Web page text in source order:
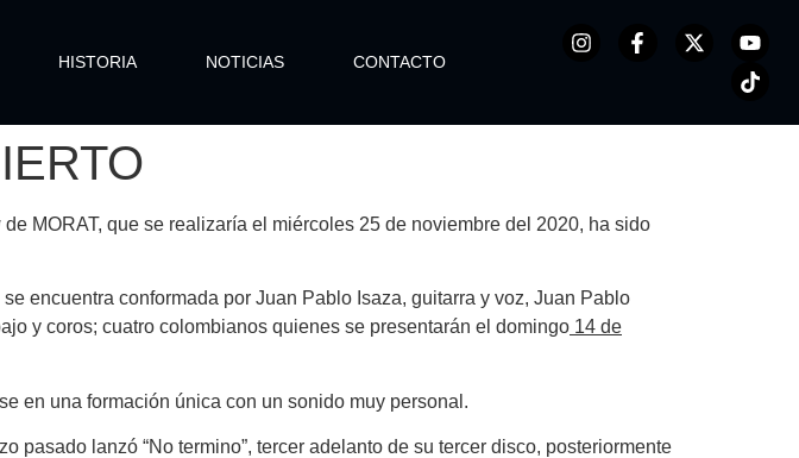
HISTORIA NOTICIAS CONTACTO
MORAT, que se realizaría el miércoles 25 de noviembre del 2020, ha sido
encuentra conformada por Juan Pablo Isaza, guitarra y voz, Juan Pablo
y coros; cuatro colombianos quienes se presentarán el domingo 14 de
en una formación única con un sonido muy personal.
pasado lanzó “No termino”, tercer adelanto de su tercer disco, posteriormente